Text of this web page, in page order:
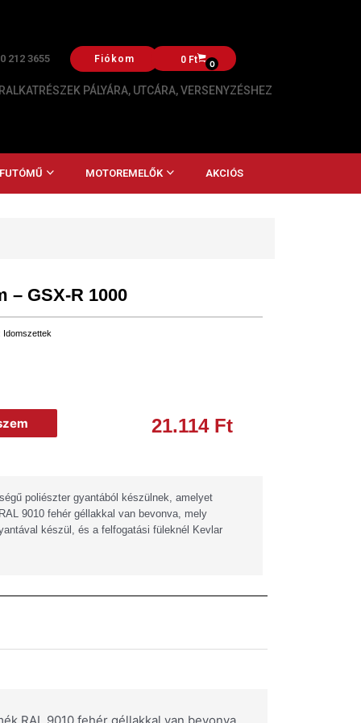
212 3655 Fiókom 0 Ft 0
PÁLYÁRA, UTCÁRA, VERSENYZÉSHEZ
MOTOREMELŐK AKCIÓS
– GSX-R 1000
Idomszettek
21.114 Ft
poliészter gyantából készülnek, amelyet
9010 fehér géllakkal van bevonva, mely
készül, és a felfogatási füleknél Kevlar